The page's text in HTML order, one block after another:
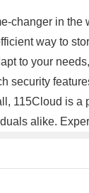
changer in
way to
to your
security
115Cloud is
alike.